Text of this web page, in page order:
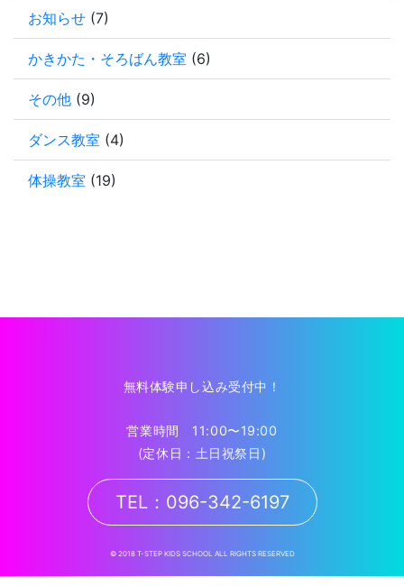
お知らせ (7)
かきかた・そろばん教室 (6)
その他 (9)
ダンス教室 (4)
体操教室 (19)
無料体験申し込み受付中！
営業時間 11:00〜19:00
(定休日：土日祝祭日)
TEL：096-342-6197
© 2018 T-STEP KIDS SCHOOL ALL RIGHTS RESERVED